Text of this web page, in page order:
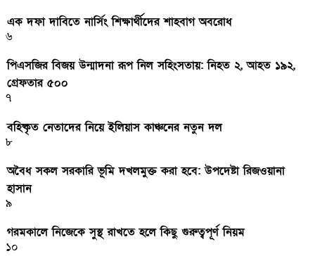
এক দফা দাবিতে নার্সিং শিক্ষার্থীদের শাহবাগ অবরোধ
৬
পিএসজির বিজয় উন্মাদনা রূপ নিল সহিংসতায়: নিহত ২, আহত ১৯২,
গ্রেফতার ৫০০
৭
বহিষ্কৃত নেতাদের নিয়ে ইলিয়াস কাঞ্চনের নতুন দল
৮
অবৈধ সকল সরকারি ভূমি দখলমুক্ত করা হবে: উপদেষ্টা রিজওয়ানা
হাসান
৯
গরমকালে নিজেকে সুস্থ রাখতে হলে কিছু গুরুত্বপূর্ণ নিয়ম
১০